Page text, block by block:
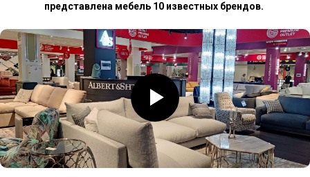
представлена мебель 10 известных брендов.